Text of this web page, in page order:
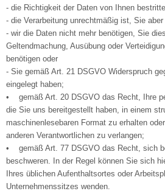
- die Richtigkeit der Daten von Ihnen
- die Verarbeitung unrechtmäßig ist, Sie
- wir die Daten nicht mehr benötigen, Sie
Geltendmachung, Ausübung oder
benötigen oder
- Sie gemäß Art. 21 DSGVO Widerspruch
eingelegt haben;
• gemäß Art. 20 DSGVO das Recht, Ihre
die Sie uns bereitgestellt haben, in einem
maschinenlesebaren Format zu erhalten
anderen Verantwortlichen zu verlangen;
• gemäß Art. 77 DSGVO das Recht, sich
beschweren. In der Regel können Sie sich
Ihres üblichen Aufenthaltsortes oder
Unternehmenssitzes wenden.